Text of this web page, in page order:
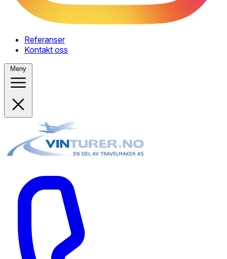
Referanser
Kontakt oss
Meny